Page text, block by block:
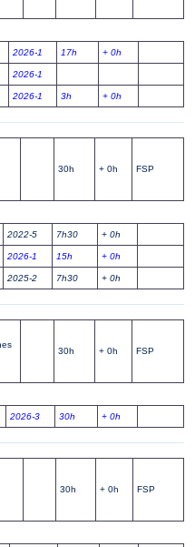
2026-1 17h + 0h
2026-1
2026-1 3h + 0h
30h + 0h FSP
2022-5 7h30 + 0h
2026-1 15h + 0h
2025-2 7h30 + 0h
30h + 0h FSP
2026-3 30h + 0h
30h + 0h FSP